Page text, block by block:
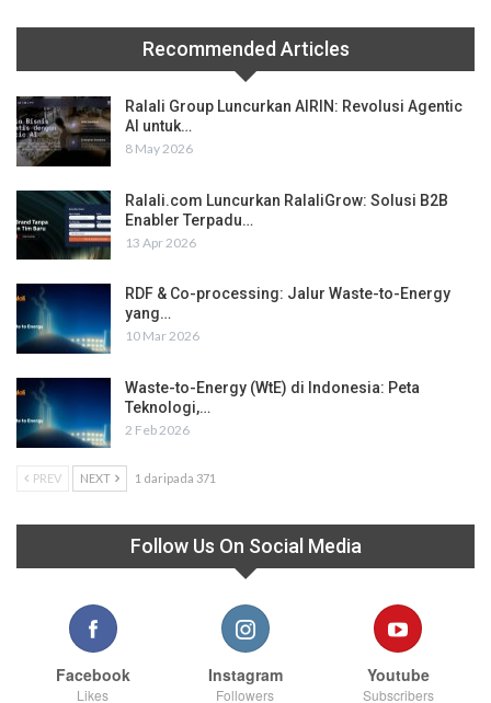
Recommended Articles
Ralali Group Luncurkan AIRIN: Revolusi Agentic
AI untuk…
8 May 2026
Ralali.com Luncurkan RalaliGrow: Solusi B2B
Enabler Terpadu…
13 Apr 2026
RDF & Co-processing: Jalur Waste-to-Energy
yang…
10 Mar 2026
Waste-to-Energy (WtE) di Indonesia: Peta
Teknologi,…
2 Feb 2026
PREV NEXT 1 daripada 371
Follow Us On Social Media
Facebook
Likes
Instagram
Followers
Youtube
Subscribers